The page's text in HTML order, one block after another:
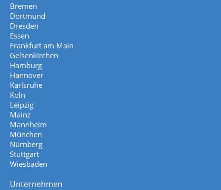
Bremen
Dortmund
Dresden
Essen
Frankfurt am Main
Gelsenkirchen
Hamburg
Hannover
Karlsruhe
Köln
Leipzig
Mainz
Mannheim
München
Nürnberg
Stuttgart
Wiesbaden
Unternehmen